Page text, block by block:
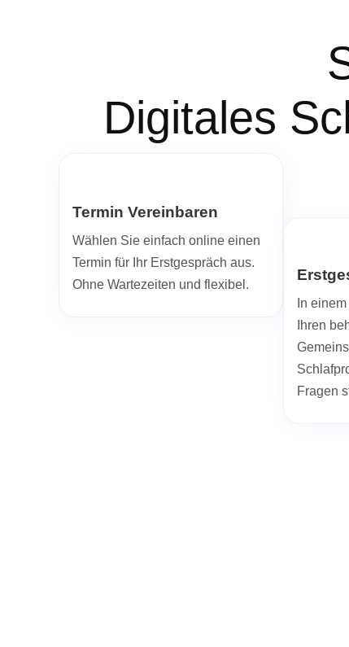
Digitales
Termin Vereinbaren
Wählen Sie einfach online einen
Termin für Ihr Erstgespräch aus.
Ohne Wartezeiten und flexibel.
In
Ihren
Fragen